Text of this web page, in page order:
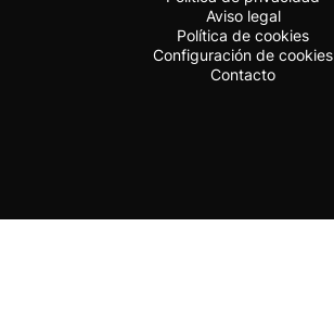
Aviso legal
Política de cookies
Configuración de cookies
Contacto